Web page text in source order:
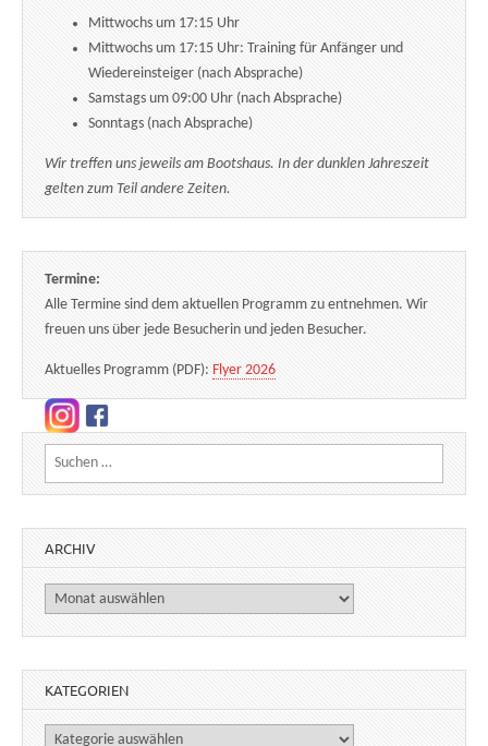
Mittwochs um 17:15 Uhr
Mittwochs um 17:15 Uhr: Training für Anfänger und
Wiedereinsteiger (nach Absprache)
Samstags um 09:00 Uhr (nach Absprache)
Sonntags (nach Absprache)
Wir treffen uns jeweils am Bootshaus. In der dunklen Jahreszeit
gelten zum Teil andere Zeiten.
Termine:
Alle Termine sind dem aktuellen Programm zu entnehmen. Wir
freuen uns über jede Besucherin und jeden Besucher.
Aktuelles Programm (PDF): Flyer 2026
Suchen nach:
ARCHIV
Archiv
KATEGORIEN
Kategorien